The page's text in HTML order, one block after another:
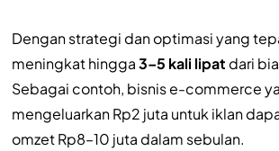
Dengan strategi dan optimasi yang
meningkat hingga3–5 kali lipat dari
Sebagai contoh, bisnis e-commerce
mengeluarkan Rp2 juta untuk iklan
omzet Rp8–10 juta dalam sebulan.